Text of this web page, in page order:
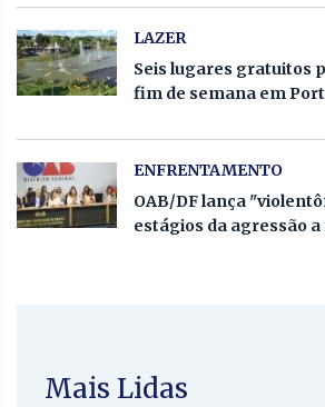
LAZER
Seis lugares gratuitos
fim de semana em
ENFRENTAMENTO
OAB/DF lança
estágios da agressão
Mais Lidas